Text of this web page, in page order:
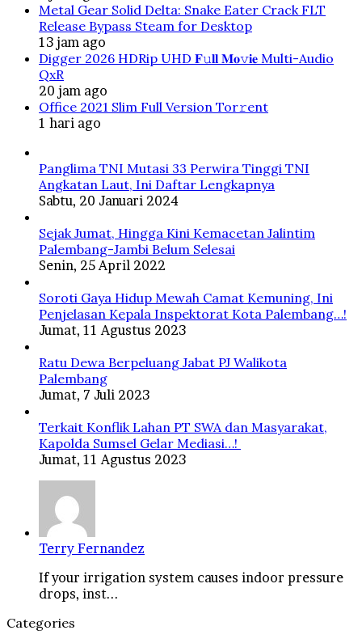
Metal Gear Solid Delta: Snake Eater Crack FLT
Release Bypass Steam for Desktop
13 jam ago
Digger 2026 HDRip UHD 𝐅𝚞𝐥𝐥 𝐌𝐨𝚟𝐢𝐞 Multi-Audio
QxR
20 jam ago
Office 2021 Slim Full Version Tor𝚛ent
1 hari ago
Panglima TNI Mutasi 33 Perwira Tinggi TNI
Angkatan Laut, Ini Daftar Lengkapnya
Sabtu, 20 Januari 2024
Sejak Jumat, Hingga Kini Kemacetan Jalintim
Palembang-Jambi Belum Selesai
Senin, 25 April 2022
Soroti Gaya Hidup Mewah Camat Kemuning, Ini
Penjelasan Kepala Inspektorat Kota Palembang…!
Jumat, 11 Agustus 2023
Ratu Dewa Berpeluang Jabat PJ Walikota
Palembang
Jumat, 7 Juli 2023
Terkait Konflik Lahan PT SWA dan Masyarakat,
Kapolda Sumsel Gelar Mediasi…!
Jumat, 11 Agustus 2023
Terry Fernandez
If your irrigation system causes indoor pressure
drops, inst...
Categories